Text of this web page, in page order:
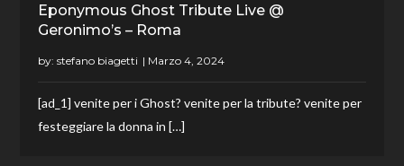
Eponymous Ghost Tribute Live @
Geronimo’s – Roma
by:stefano biagetti
[ad_1] venite per i Ghost? venite per la tribute? venite per
festeggiare la donna in […]